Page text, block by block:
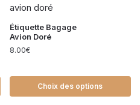
Étiquette Bagage
Avion Doré
8.00€
Choix des options